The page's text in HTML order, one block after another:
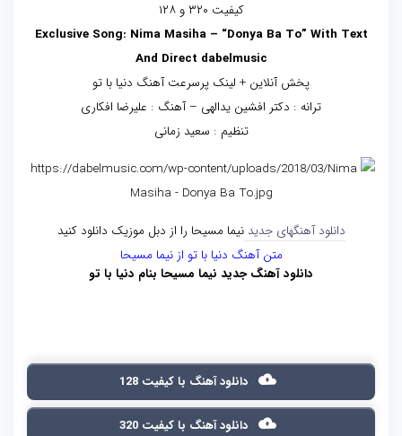
کیفیت ۳۲۰ و ۱۲۸
Exclusive Song: Nima Masiha – “Donya Ba To” With Text
And Direct dabelmusic
پخش آنلاین + لینک پرسرعت آهنگ دنیا با تو
ترانه : دکتر افشین یدالهی – آهنگ : علیرضا افکاری
تنظیم : سعید زمانی
دانلود آهنگهای جدیدنیما مسیحا را از دبل موزیک دانلود کنید
متن آهنگ دنیا با تو از نیما مسیحا
دانلود آهنگ جدید نیما مسیحا بنام دنیا با تو
دانلود آهنگ با کیفیت 128
دانلود آهنگ با کیفیت 320